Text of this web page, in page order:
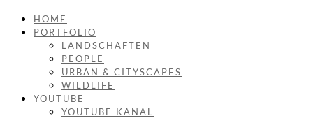
HOME
PORTFOLIO
LANDSCHAFTEN
PEOPLE
URBAN & CITYSCAPES
WILDLIFE
YOUTUBE
YOUTUBE KANAL